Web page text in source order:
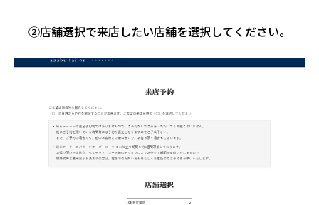
②店舗選択で来店したい店舗を選択してください。